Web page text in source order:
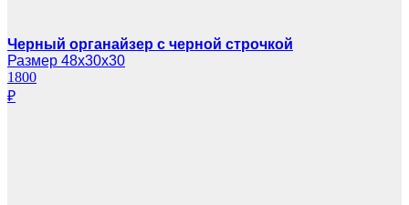
Черный органайзер с черной строчкой
Размер 48х30х30
1800
₽